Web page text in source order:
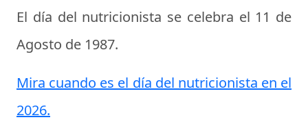
El día del nutricionista se celebra el 11 de
Agosto de 1987.
Mira cuando es el día del nutricionista en el
2026.